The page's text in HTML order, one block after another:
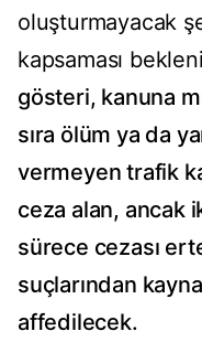
oluşturmayacak
kapsaması
gösteri, kanuna
sıra ölüm ya da
vermeyen trafik
ceza alan, ancak
sürece cezası
suçlarından
affedilecek.